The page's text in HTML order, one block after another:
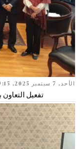
الأحد, 7 سبتمبر 2025, 9:15
تفعيل التعاون